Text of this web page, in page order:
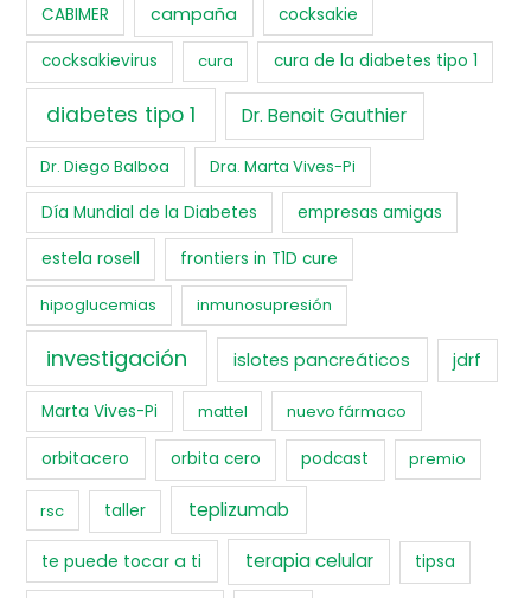
CABIMER campaña cocksakie
cocksakievirus cura cura de la diabetes tipo 1
diabetes tipo 1 Dr. Benoit Gauthier
Dr. Diego Balboa Dra. Marta Vives-Pi
Día Mundial de la Diabetes empresas amigas
estela rosell frontiers in T1D cure
hipoglucemias inmunosupresión
investigación islotes pancreáticos jdrf
Marta Vives-Pi mattel nuevo fármaco
orbitacero orbita cero podcast premio
rsc taller teplizumab
te puede tocar a ti terapia celular tipsa